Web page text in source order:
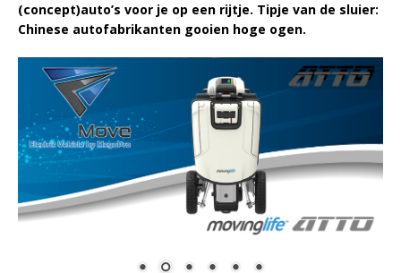
(concept)auto’s voor je op een rijtje. Tipje van de sluier:
Chinese autofabrikanten gooien hoge ogen.